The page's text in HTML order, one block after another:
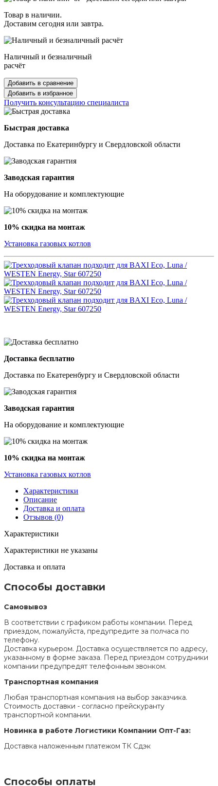
Товар в наличии.
Доставим сегодня или завтра.
Наличный и безналичный
расчёт
Добавить в сравнение
Добавить в избранное
Получить консультацию специалиста
Быстрая доставка
Доставка по Екатеринбургу и Свердловской области
Заводская гарантия
На оборудование и комплектующие
10% скидка на монтаж
Установка газовых котлов
Доставка бесплатно
Доставка по Екатеренбургу и Свердловской области
Заводская гарантия
На оборудование и комплектующие
10% скидка на монтаж
Установка газовых котлов
Характеристики
Описание
Доставка и оплата
Отзывов (0)
Характеристики
Характеристики не указаны
Доставка и оплата
Способы доставки
Самовывоз
В соответствии с графиком работы компании. Перед
приездом, пожалуйста, предупредите за полчаса по
телефону.
Доставка курьером. Доставка осуществляется по адресу,
указанному в форме заказа. Перед приездом сотрудники
компании предупредят телефонным звонком.
Транспортная компания
Любая транспортная компания на выбор заказчика.
Стоимость доставки - согласно прейскуранту
транспортной компании.
Новинка в работе Логистики Компании Опт-Газ:
Доставка наложенным платежом ТК Сдэк
Способы оплаты